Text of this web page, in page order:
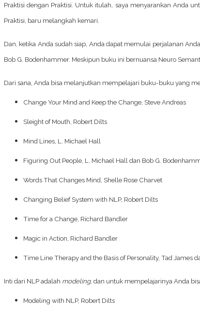
Praktisi dengan Praktisi. Untuk itulah, saya menyarankan Anda
Praktisi, baru melangkah kemari.
Dan, ketika Anda sudah siap, Anda dapat memulai perjalanan
Bob G. Bodenhammer. Meskipun buku ini bernuansa Neuro
Dari sana, Anda bisa melanjutkan mempelajari buku-buku yang
Change Your Mind and Keep the Change , Steve Andreas
Sleight of Mouth , Robert Dilts
Mind Lines , L. Michael Hall
Figuring Out People , L. Michael Hall dan Bob G.
Words That Changes Mind , Shelle Rose Charvet
Changing Belief System with NLP, Robert Dilts
Time for a Change , Richard Bandler
Magic in Action , Richard Bandler
Time Line Therapy and the Basis of Personality, Tad James
Inti dari NLP adalah modeling, dan untuk mempelajarinya Anda
Modeling with NLP, Robert Dilts